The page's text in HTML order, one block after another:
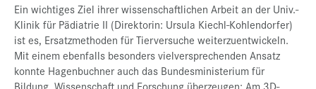
Ein wichtiges Ziel ihrer wissenschaftlichen Arbeit an der Univ.-
Klinik für Pädiatrie II (Direktorin: Ursula Kiechl-Kohlendorfer)
ist es, Ersatzmethoden für Tierversuche weiterzuentwickeln.
Mit einem ebenfalls besonders vielversprechenden Ansatz
konnte Hagenbuchner auch das Bundesministerium für
Bildung, Wissenschaft und Forschung überzeugen: Am 3D-